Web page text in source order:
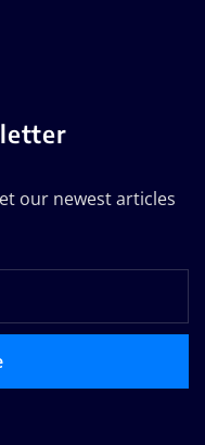
our newest articles